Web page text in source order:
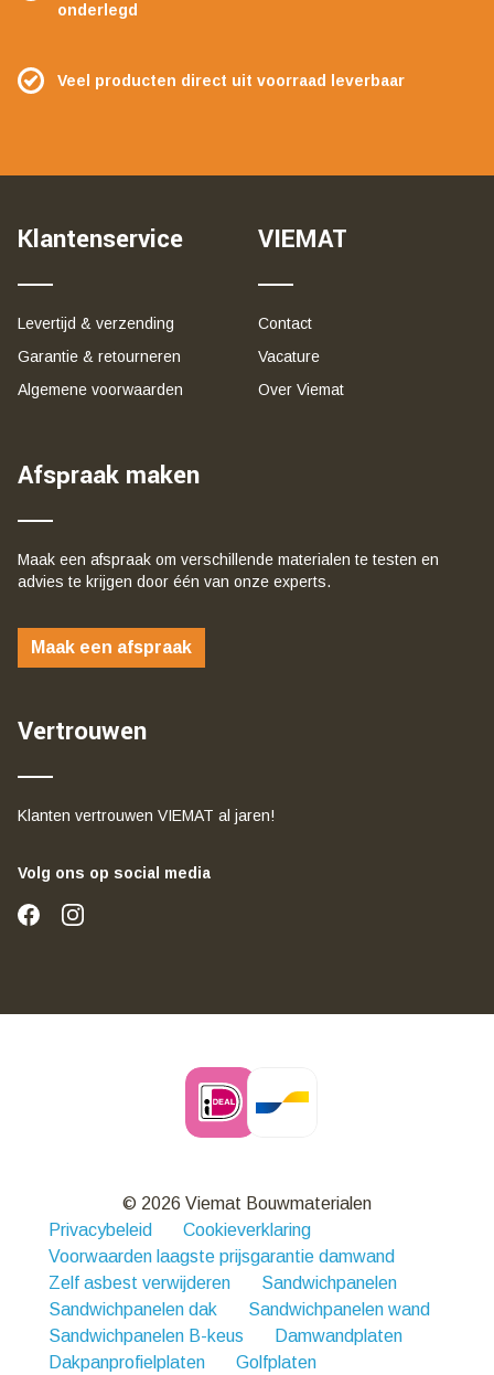
onderlegd
Veel producten direct uit voorraad leverbaar
Klantenservice
Levertijd & verzending
Garantie & retourneren
Algemene voorwaarden
VIEMAT
Contact
Vacature
Over Viemat
Afspraak maken
Maak een afspraak om verschillende materialen te testen en
advies te krijgen door één van onze experts.
Maak een afspraak
Vertrouwen
Klanten vertrouwen VIEMAT al jaren!
Volg ons op social media
© 2026 Viemat Bouwmaterialen
Privacybeleid
Cookieverklaring
Voorwaarden laagste prijsgarantie damwand
Zelf asbest verwijderen
Sandwichpanelen
Sandwichpanelen dak
Sandwichpanelen wand
Sandwichpanelen B-keus
Damwandplaten
Dakpanprofielplaten
Golfplaten